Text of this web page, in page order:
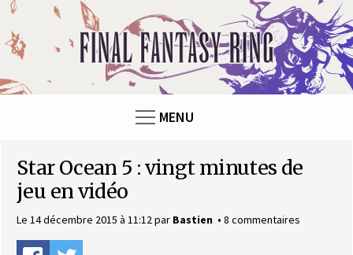
F
n
MENU
Star Ocean 5 : vingt minutes de
jeu en vidéo
Le 14 décembre 2015 à 11:12par Bastien 8 commentaires
Panneau de gestion des cookies